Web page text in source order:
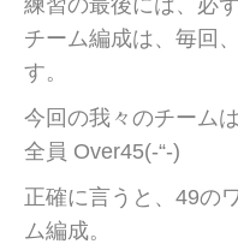
練習の最後には、必
チーム編成は、毎回
す。
今回の我々のチーム
全員 Over45(-“-)
正確に言うと、49の
ム編成。